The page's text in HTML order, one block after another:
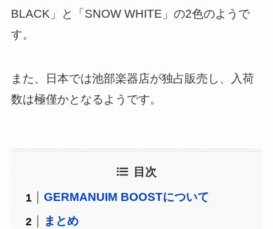
BLACK」と「SNOW WHITE」の2色のようで
す。
また、日本では池部楽器店が独占販売し、入荷
数は極僅かとなるようです。
目次
GERMANUIM BOOSTについて
まとめ